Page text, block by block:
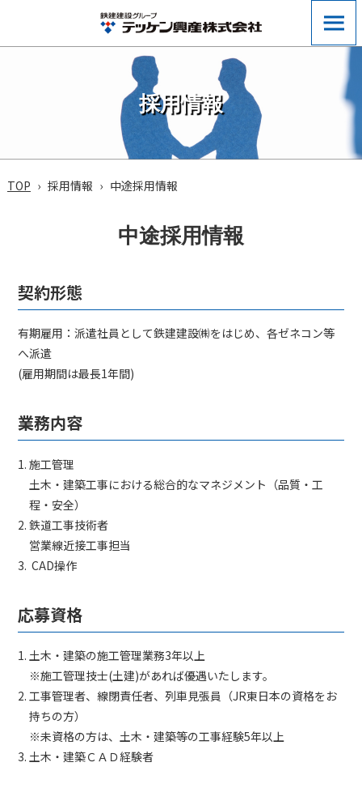
採用情報
TOP 採用情報 中途採用情報
中途採用情報
契約形態
有期雇用：派遣社員として鉄建建設㈱をはじめ、各ゼネコン等
へ派遣
(雇用期間は最長1年間)
業務内容
施工管理
土木・建築工事における総合的なマネジメント（品質・工
程・安全）
鉄道工事技術者
営業線近接工事担当
CAD操作
応募資格
土木・建築の施工管理業務3年以上
※施工管理技士(土建)があれば優遇いたします。
工事管理者、線閉責任者、列車見張員（JR東日本の資格をお
持ちの方）
※未資格の方は、土木・建築等の工事経験5年以上
土木・建築ＣＡＤ経験者